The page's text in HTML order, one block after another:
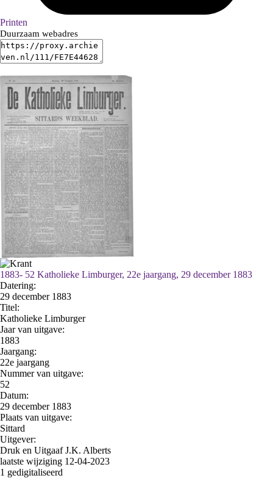
Printen
Duurzaam webadres
1883- 52 Katholieke Limburger, 22e jaargang, 29 december 1883
Datering:
29 december 1883
Titel:
Katholieke Limburger
Jaar van uitgave:
1883
Jaargang:
22e jaargang
Nummer van uitgave:
52
Datum:
29 december 1883
Plaats van uitgave:
Sittard
Uitgever:
Druk en Uitgaaf J.K. Alberts
laatste wijziging 12-04-2023
1 gedigitaliseerd